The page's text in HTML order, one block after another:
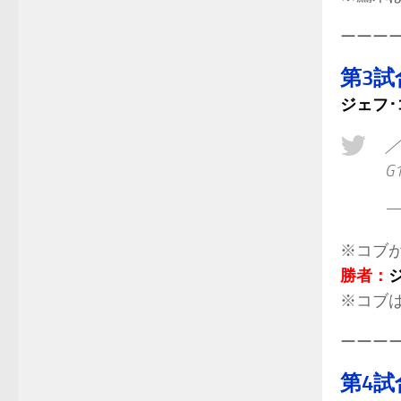
ーーー
第3試
ジェフ
／
—
※コブ
勝者：
※コブ
ーーー
第4試